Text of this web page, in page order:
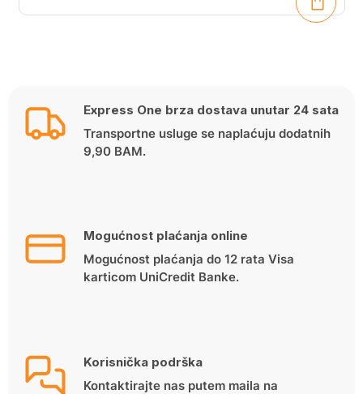
Express One brza dostava unutar 24 sata
Transportne usluge se naplaćuju dodatnih
9,90 BAM.
Mogućnost plaćanja online
Mogućnost plaćanja do 12 rata Visa
karticom UniCredit Banke.
Korisnička podrška
Kontaktirajte nas putem maila na